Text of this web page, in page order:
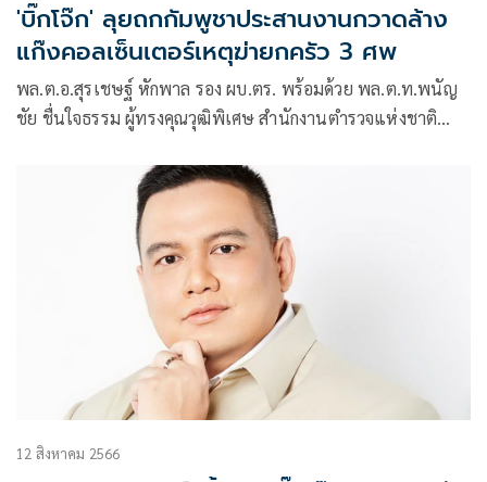
'บิ๊กโจ๊ก' ลุยถกกัมพูชาประสานงานกวาดล้าง
แก๊งคอลเซ็นเตอร์เหตุฆ่ายกครัว 3 ศพ
พล.ต.อ.สุรเชษฐ์ หักพาล รอง ผบ.ตร. พร้อมด้วย พล.ต.ท.พนัญ
ชัย ชื่นใจธรรม ผู้ทรงคุณวุฒิพิเศษ สำนักงานตำรวจแห่งชาติ
เยือนราชอาณาจักรกัมพูชา เพื่อประสานงานกับทางการกัมพูชา
12 สิงหาคม 2566